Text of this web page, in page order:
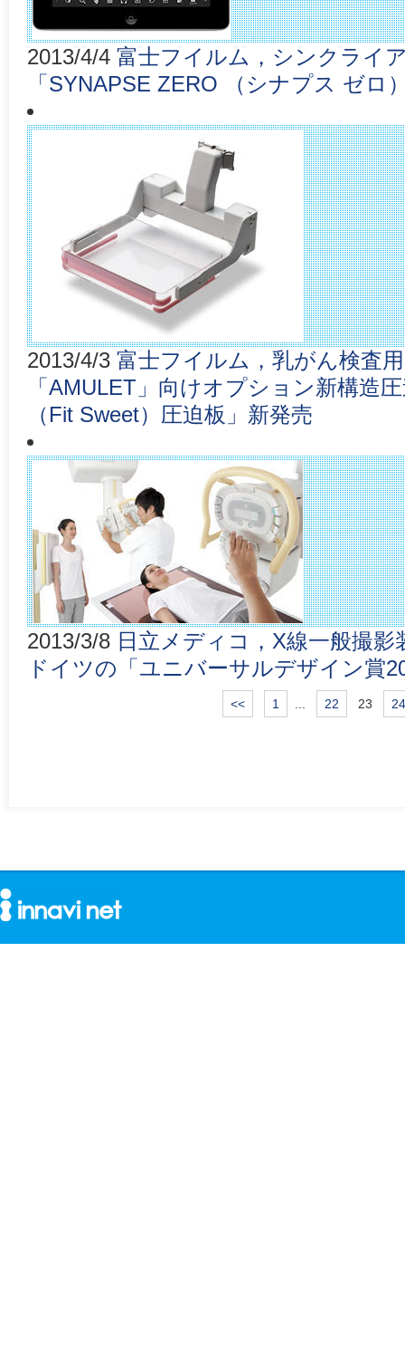
2013/4/4 富士フイルム，シンクライ
「SYNAPSE ZERO （シナプス ゼロ
2013/4/3 富士フイルム，乳がん検査
「AMULET」向けオプション新構造
（Fit Sweet）圧迫板」新発売
2013/3/8 日立メディコ，X線一般撮
ドイツの「ユニバーサルデザイン賞
<< 1 22 23 24